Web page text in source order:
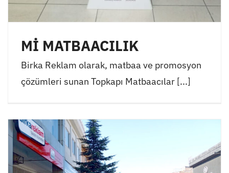
Mİ MATBAACILIK
Birka Reklam olarak, matbaa ve promosyon
çözümleri sunan Topkapı Matbaacılar [...]